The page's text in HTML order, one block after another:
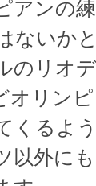
アンの
ないか
のリオ
オリン
くるよ
以外に